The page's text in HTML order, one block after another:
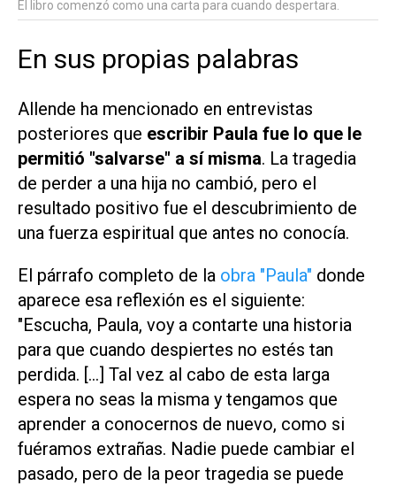
El libro comenzó como una carta para cuando despertara.
En sus propias palabras
Allende ha mencionado en entrevistas
posteriores que escribir Paula fue lo que le
permitió "salvarse" a sí misma. La tragedia
de perder a una hija no cambió, pero el
resultado positivo fue el descubrimiento de
una fuerza espiritual que antes no conocía.
El párrafo completo de la obra "Paula" donde
aparece esa reflexión es el siguiente:
"Escucha, Paula, voy a contarte una historia
para que cuando despiertes no estés tan
perdida. [...] Tal vez al cabo de esta larga
espera no seas la misma y tengamos que
aprender a conocernos de nuevo, como si
fuéramos extrañas. Nadie puede cambiar el
pasado, pero de la peor tragedia se puede